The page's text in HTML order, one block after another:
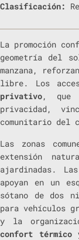
Clasificación:
La promoción
geometría del
manzana,
libre. Los
privativo, que
privacidad,
comunitario del
Las zonas
extensión
ajardinadas.
apoyan en un
sótano de dos
para vehículos
y la
confort térmico